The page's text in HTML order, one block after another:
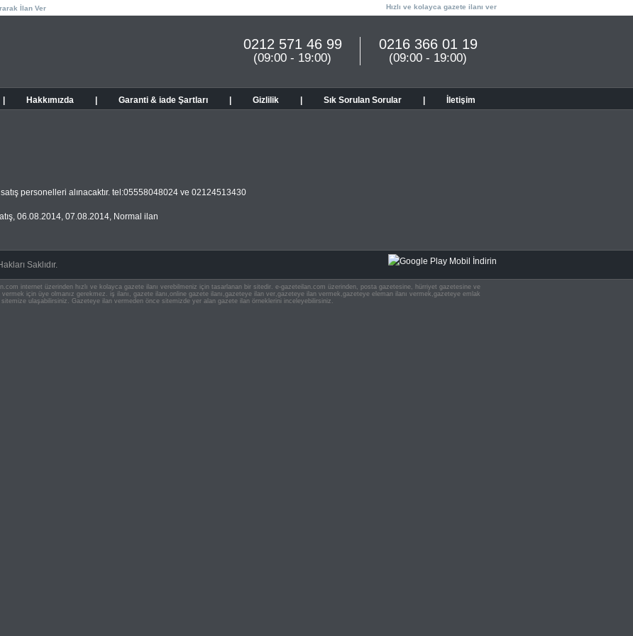
İlan Ver Hızlı ve kolayca gazete ilanı ver
0216 366 01 19
(09:00 - 19:00)
0212 571 46 99
(09:00 - 19:00)
Hakkımızda Garanti & iade Şartları Gizlilik Sık Sorulan Sorular İletişim
personelleri alınacaktır. tel:05558048024 ve 02124513430
, 06.08.2014, 07.08.2014, Normal ilan
Saklıdır.
internet üzerinden hızlı ve kolayca gazete ilanı verebilmeniz için tasarlanan bir sitedir. e-gazeteilan.com üzerinden, posta gazetesine, hürriyet gazetesine ve
için üye olmanız gerekmez. iş ilanı, gazete ilanı,online gazete ilanı,gazeteye ilan ver,gazeteye ilan vermek,gazeteye eleman ilanı vermek,gazeteye emlak
ulaşabilirsiniz. Gazeteye ilan vermeden önce sitemizde yer alan gazete ilan örneklerini inceleyebilirsiniz.